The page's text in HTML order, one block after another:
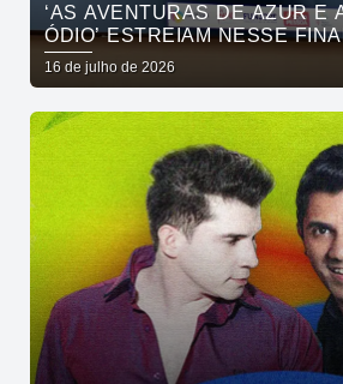
‘AS AVENTURAS DE AZUR E
ÓDIO’ ESTREIAM NESSE
NO CINEMA PASSEIO
16 de julho de 2026